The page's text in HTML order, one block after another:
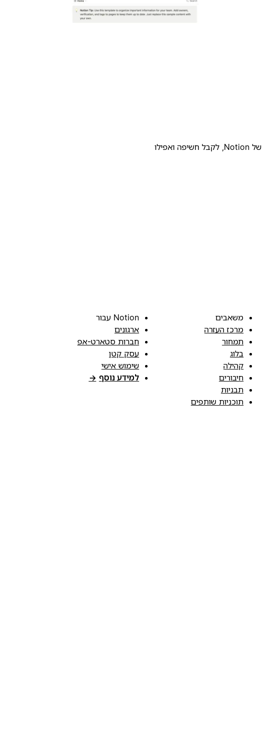
להעלות את התבנית שלכם לגלריית התבניות של Notion, לקבל חשיפה ואפילו
משאבים
מרכז העזרה
תמחור
בלוג
קהילה
חיבורים
תבניות
תוכניות שותפים
Notion עבור
ארגונים
חברות סטארט-אפ
עסק קטן
שימוש אישי
למידע נוסף →